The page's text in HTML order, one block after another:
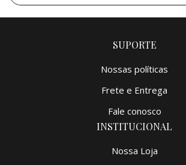
SUPORTE
Nossas políticas
Frete e Entrega
Fale conosco
INSTITUCIONAL
Nossa Loja